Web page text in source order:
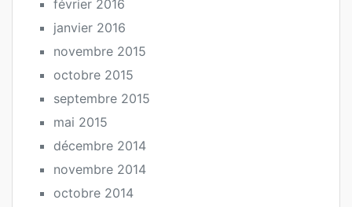
février 2016
janvier 2016
novembre 2015
octobre 2015
septembre 2015
mai 2015
décembre 2014
novembre 2014
octobre 2014